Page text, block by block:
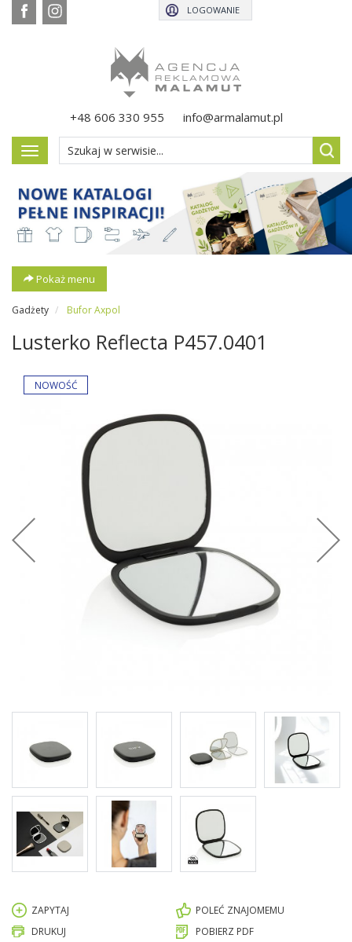
+48 606 330 955 info@armalamut.pl
LOGOWANIE
Pokaż
menu
Pokaż menu
Gadżety Bufor Axpol
Lusterko Reflecta P457.0401
ZAPYTAJ
POLEĆ ZNAJOMEMU
DRUKUJ
POBIERZ PDF